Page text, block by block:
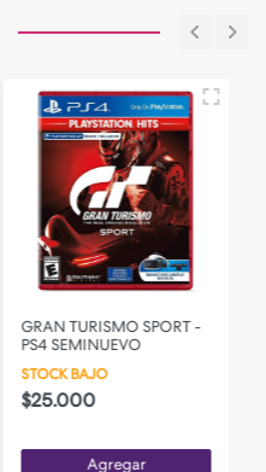
GRAN TURISMO SPORT -
PS4 SEMINUEVO
STOCK BAJO
$25.000
Agregar